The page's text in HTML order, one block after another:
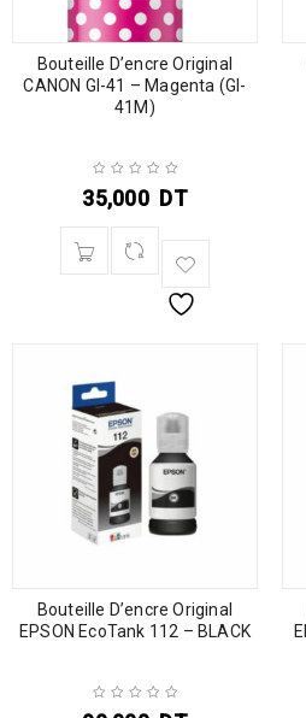
Bouteille D’encre Original
CANON GI-41 – Magenta (GI-
41M)
35,000 DT
Bouteille D’encre Original
EPSON EcoTank 112 – BLACK